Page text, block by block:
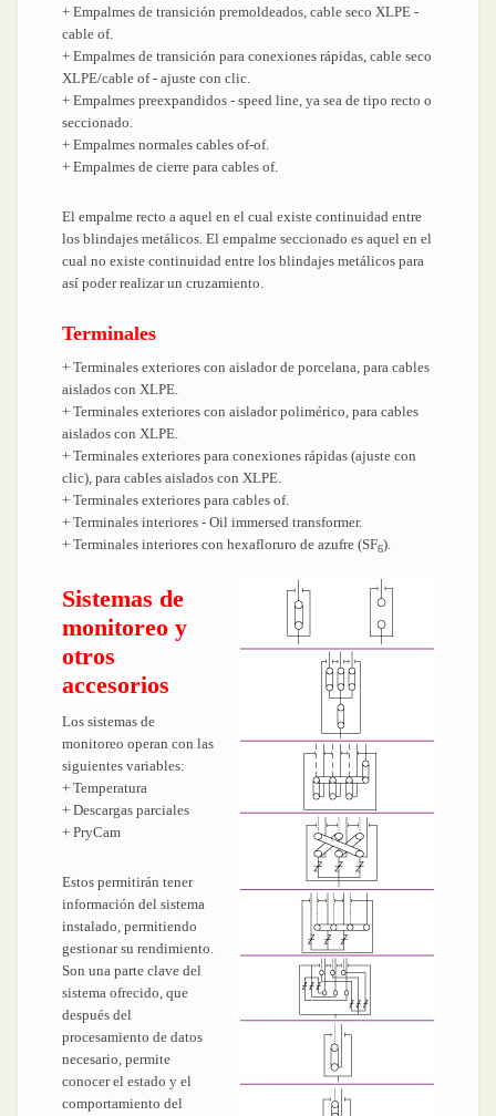
+ Empalmes de transición premoldeados, cable seco XLPE -
cable of.
+ Empalmes de transición para conexiones rápidas, cable seco
XLPE/cable of - ajuste con clic.
+ Empalmes preexpandidos - speed line, ya sea de tipo recto o
seccionado.
+ Empalmes normales cables of-of.
+ Empalmes de cierre para cables of.
El empalme recto a aquel en el cual existe continuidad entre
los blindajes metálicos. El empalme seccionado es aquel en el
cual no existe continuidad entre los blindajes metálicos para
así poder realizar un cruzamiento.
Terminales
+ Terminales exteriores con aislador de porcelana, para cables
aislados con XLPE.
+ Terminales exteriores con aislador polimérico, para cables
aislados con XLPE.
+ Terminales exteriores para conexiones rápidas (ajuste con
clic), para cables aislados con XLPE.
+ Terminales exteriores para cables of.
+ Terminales interiores - Oil immersed transformer.
+ Terminales interiores con hexafloruro de azufre (SF6).
Sistemas de
monitoreo y
otros
accesorios
Los sistemas de
monitoreo operan con las
siguientes variables:
+ Temperatura
+ Descargas parciales
+ PryCam
Estos permitirán tener
información del sistema
instalado, permitiendo
gestionar su rendimiento.
Son una parte clave del
sistema ofrecido, que
después del
procesamiento de datos
necesario, permite
conocer el estado y el
comportamiento del